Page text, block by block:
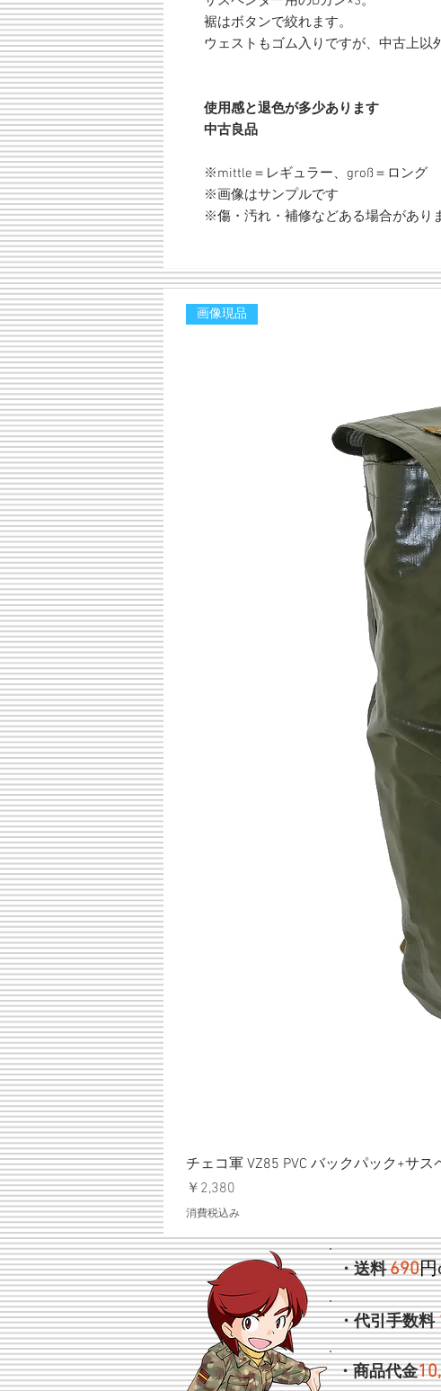
裾はボタンで絞れます。
ウェストもゴム入りですが、中古上以
使用感と退色が多少あります
中古良品
※mittle＝レギュラー、groß＝ロング
※画像はサンプルです
※傷・汚れ・補修などある場合があり
画像現品
チェコ軍 VZ85 PVC バックパック+サ
価格
￥2,380
消費税込み
・送料690円
・代引手数料
・商品代金1